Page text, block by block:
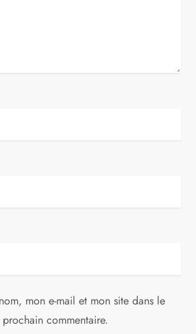
mon e-mail et mon site dans le
commentaire.